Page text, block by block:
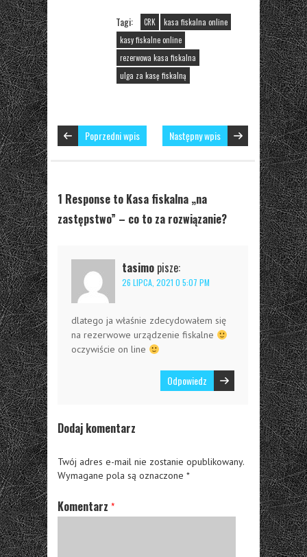
Tagi: CRK
kasa fiskalna online
kasy fiskalne online
rezerwowa kasa fiskalna
ulga za kasę fiskalną
Poprzedni wpis Następny wpis
1 Response to Kasa fiskalna „na
zastępstwo” – co to za rozwiązanie?
tasimo pisze:
26 LIPCA, 2021 O 5:07 PM
dlatego ja właśnie zdecydowałem się
na rezerwowe urządzenie fiskalne
oczywiście on line
Odpowiedz
Dodaj komentarz
Twój adres e-mail nie zostanie opublikowany.
Wymagane pola są oznaczone *
Komentarz *